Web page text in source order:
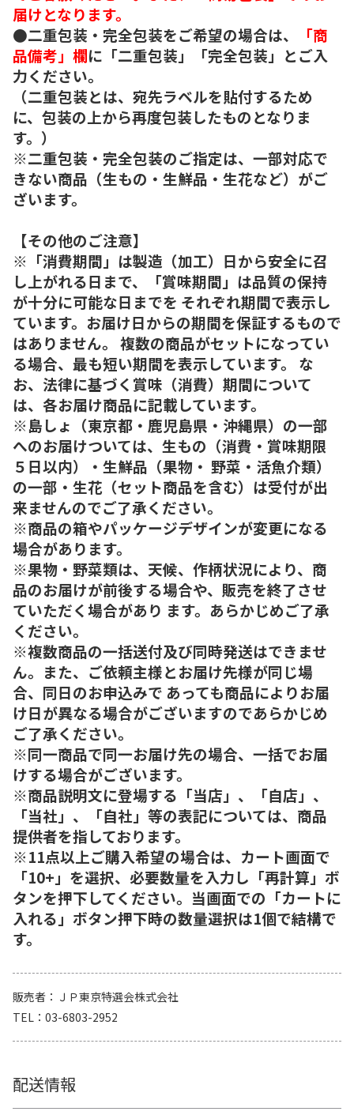
届けとなります。
●二重包装・完全包装をご希望の場合は、
「商
品備考」欄に「二重包装」「完全包装」とご入
力ください。
（二重包装とは、宛先ラベルを貼付するため
に、包装の上から再度包装したものとなりま
す。）
※二重包装・完全包装のご指定は、一部対応で
きない商品（生もの・生鮮品・生花など）がご
ざいます。
【その他のご注意】
※「消費期間」は製造（加工）日から安全に召
し上がれる日まで、「賞味期間」は品質の保持
が十分に可能な日までを それぞれ期間で表示し
ています。お届け日からの期間を保証するもので
はありません。 複数の商品がセットになってい
る場合、最も短い期間を表示しています。 な
お、法律に基づく賞味（消費）期間について
は、各お届け商品に記載しています。
※島しょ（東京都・鹿児島県・沖縄県）の一部
へのお届けついては、生もの（消費・賞味期限
５日以内）・生鮮品（果物・ 野菜・活魚介類）
の一部・生花（セット商品を含む）は受付が出
来ませんのでご了承ください。
※商品の箱やパッケージデザインが変更になる
場合があります。
※果物・野菜類は、天候、作柄状況により、商
品のお届けが前後する場合や、販売を終了させ
ていただく場合があり ます。あらかじめご了承
ください。
※複数商品の一括送付及び同時発送はできませ
ん。また、ご依頼主様とお届け先様が同じ場
合、同日のお申込みで あっても商品によりお届
け日が異なる場合がございますのであらかじめ
ご了承ください。
※同一商品で同一お届け先の場合、一括でお届
けする場合がございます。
※商品説明文に登場する「当店」、「自店」、
「当社」、「自社」等の表記については、商品
提供者を指しております。
※11点以上ご購入希望の場合は、カート画面で
「10+」を選択、必要数量を入力し「再計算」ボ
タンを押下してください。当画面での「カートに
入れる」ボタン押下時の数量選択は1個で結構で
す。
販売者
ＪＰ東京特選会株式会社
TEL
03-6803-2952
配送情報